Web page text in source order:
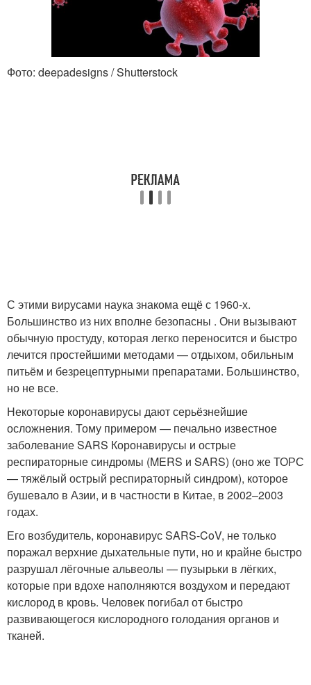
Фото: deepadesigns / Shutterstock
С этими вирусами наука знакома ещё с 1960‑х.
Большинство из них вполне безопасны . Они вызывают
обычную простуду, которая легко переносится и быстро
лечится простейшими методами — отдыхом, обильным
питьём и безрецептурными препаратами. Большинство,
но не все.
Некоторые коронавирусы дают серьёзнейшие
осложнения. Тому примером — печально известное
заболевание SARS Коронавирусы и острые
респираторные синдромы (MERS и SARS) (оно же ТОРС
— тяжёлый острый респираторный синдром), которое
бушевало в Азии, и в частности в Китае, в 2002–2003
годах.
Его возбудитель, коронавирус SARS-CoV, не только
поражал верхние дыхательные пути, но и крайне быстро
разрушал лёгочные альвеолы — пузырьки в лёгких,
которые при вдохе наполняются воздухом и передают
кислород в кровь. Человек погибал от быстро
развивающегося кислородного голодания органов и
тканей.